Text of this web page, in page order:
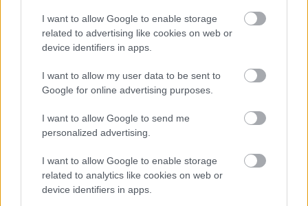
I want to allow Google to enable storage
related to advertising like cookies on web or
device identifiers in apps.
I want to allow my user data to be sent to
Google for online advertising purposes.
I want to allow Google to send me
personalized advertising.
I want to allow Google to enable storage
related to analytics like cookies on web or
device identifiers in apps.
KÁNIKULA-AKTUÁL: MEGHOSSZABBÍTOTTÁK A